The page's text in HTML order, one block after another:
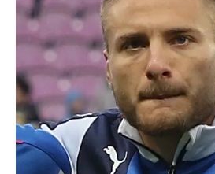
TRANSPORTS
POLITIQUE
SPORT